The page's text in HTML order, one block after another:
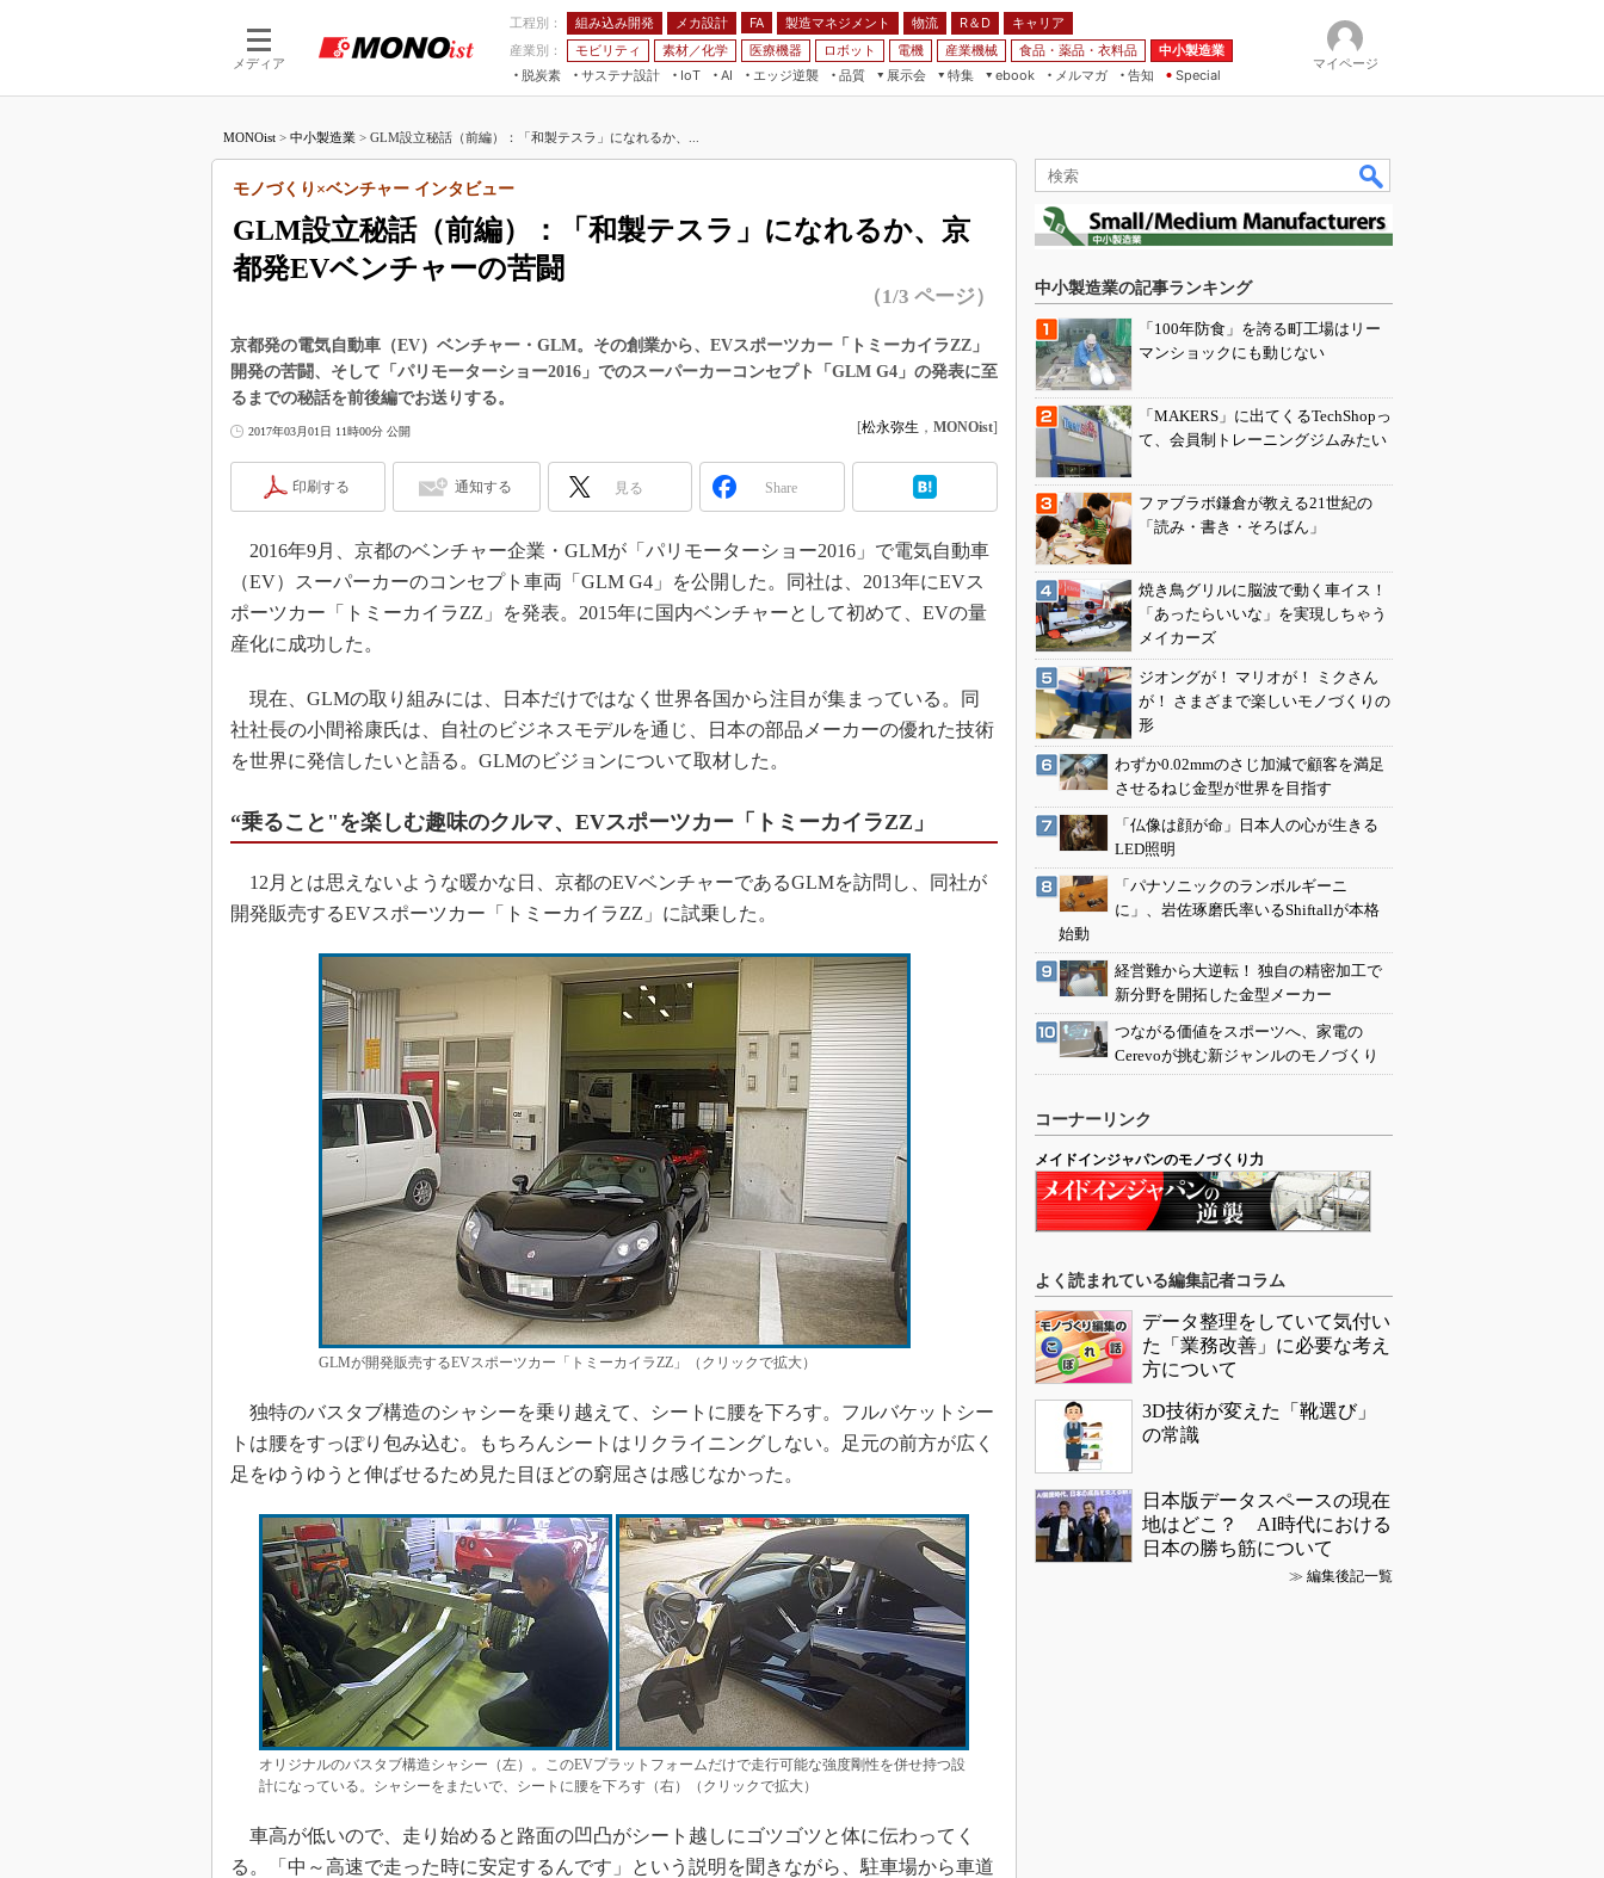
メディア
工程別： 組み込み開発 メカ設計 FA 製造マネジメント 物流 R＆D
キャリア
産業別：
モビリティ 素材／化学 医療機器 ロボット 電機 産業機械 食品・薬品・衣料品
中小製造業
脱炭素
サステナ設計
IoT
つながる工場
つながるサービス
AI
AI×設備保全
エッジ逆襲 品質
展示会
JIMTOF
IIFES
TECHNO-FRONTIER
人テク展
日本ものづくりワールド
産業オープンネット展
特集
フィールドサービス
組み込みモデリング
3Dプリンタ
デジタルツインとCAE
S＆OP
イノベーション
製造業ビッグデータ
メイドインジャパン
知財マネジメント
海外生産
グローバル設計・開発
新型コロナへの対応
ebook
モビリティ
メルマガ
告知 Special
マイページ
MONOist > 中小製造業 > GLM設立秘話（前編）：「和製テスラ」になれるか、...
GLM設立秘話（前編）：「和製テスラ」になれるか、京
都発EVベンチャーの苦闘
モノづくり×ベンチャー インタビュー
（1/3 ページ）
京都発の電気自動車（EV）ベンチャー・GLM。その創業から、EVスポーツカー「トミーカイラZZ」
開発の苦闘、そして「パリモーターショー2016」でのスーパーカーコンセプト「GLM G4」の発表に至
るまでの秘話を前後編でお送りする。
2017年03月01日 11時00分 公開 [松永弥生 ， MONOist]
印刷する 通知する 見る Share
2016年9月、京都のベンチャー企業・GLMが「パリモーターショー2016」で電気自動車
（EV）スーパーカーのコンセプト車両「GLM G4」を公開した。同社は、2013年にEVス
ポーツカー「トミーカイラZZ」を発表。2015年に国内ベンチャーとして初めて、EVの量
産化に成功した。
現在、GLMの取り組みには、日本だけではなく世界各国から注目が集まっている。同
社社長の小間裕康氏は、自社のビジネスモデルを通じ、日本の部品メーカーの優れた技術
を世界に発信したいと語る。GLMのビジョンについて取材した。
“乗ること"を楽しむ趣味のクルマ、EVスポーツカー「トミーカイラZZ」
12月とは思えないような暖かな日、京都のEVベンチャーであるGLMを訪問し、同社が
開発販売するEVスポーツカー「トミーカイラZZ」に試乗した。
GLMが開発販売するEVスポーツカー「トミーカイラZZ」（クリックで拡大）
独特のバスタブ構造のシャシーを乗り越えて、シートに腰を下ろす。フルバケットシー
トは腰をすっぽり包み込む。もちろんシートはリクライニングしない。足元の前方が広く
足をゆうゆうと伸ばせるため見た目ほどの窮屈さは感じなかった。
オリジナルのバスタブ構造シャシー（左）。このEVプラットフォームだけで走行可能な強度剛性を併せ持つ設
計になっている。シャシーをまたいで、シートに腰を下ろす（右）（クリックで拡大）
車高が低いので、走り始めると路面の凹凸がシート越しにゴツゴツと体に伝わってく
る。「中～高速で走った時に安定するんです」という説明を聞きながら、駐車場から車道
中小製造業の記事ランキング
「100年防食」を誇る町工場はリー
マンショックにも動じない
「MAKERS」に出てくるTechShopっ
て、会員制トレーニングジムみたい
ファブラボ鎌倉が教える21世紀の
「読み・書き・そろばん」
焼き鳥グリルに脳波で動く車イス！
「あったらいいな」を実現しちゃう
メイカーズ
ジオングが！ マリオが！ ミクさん
が！ さまざまで楽しいモノづくりの
形
わずか0.02mmのさじ加減で顧客を満足
させるねじ金型が世界を目指す
「仏像は顔が命」日本人の心が生きる
LED照明
「パナソニックのランボルギーニ
に」、岩佐琢磨氏率いるShiftallが本格
始動
経営難から大逆転！ 独自の精密加工で
新分野を開拓した金型メーカー
つながる価値をスポーツへ、家電の
Cerevoが挑む新ジャンルのモノづくり
コーナーリンク
メイドインジャパンのモノづくり力
よく読まれている編集記者コラム
データ整理をしていて気付い
た「業務改善」に必要な考え
方について
3D技術が変えた「靴選び」
の常識
日本版データスペースの現在
地はどこ？ AI時代における
日本の勝ち筋について
≫ 編集後記一覧